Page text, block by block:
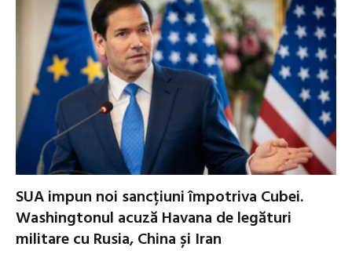
SUA impun noi sancțiuni împotriva Cubei.
Washingtonul acuză Havana de legături
militare cu Rusia, China și Iran